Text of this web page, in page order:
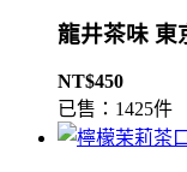
龍井茶味
NT$450
已售：1425件